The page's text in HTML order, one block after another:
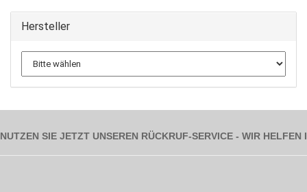
Hersteller
NUTZEN SIE JETZT UNSEREN RÜCKRUF-SERVICE - WIR